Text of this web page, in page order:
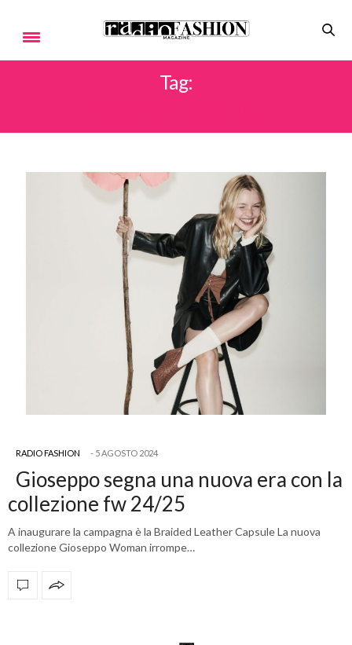
Tag:
RADIO FASHION 5 AGOSTO 2024
Gioseppo segna una nuova era con la
collezione fw 24/25
A inaugurare la campagna è la Braided Leather Capsule La nuova
collezione Gioseppo Woman irrompe…